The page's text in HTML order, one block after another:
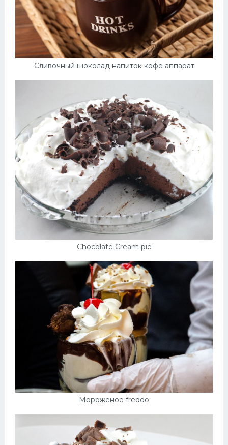
Сливочный шоколад напиток кофе аппарат
Chocolate Cream pie
Мороженое freddo